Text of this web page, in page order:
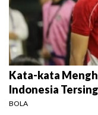
Kata-kata
Indonesia
BOLA